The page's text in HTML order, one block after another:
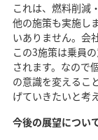
これは、燃料削減
他の施策も実施し
いありません。会
この3施策は乗員
されます。なので
の意識を変えるこ
げていきたいと考
今後の展望につい